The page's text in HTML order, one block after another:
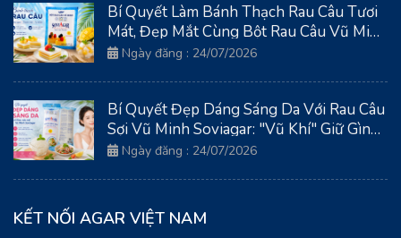
Bí Quyết Làm Bánh Thạch Rau Câu Tươi
Mát, Đẹp Mắt Cùng Bột Rau Câu Vũ Minh
Soviagar
Ngày đăng : 24/07/2026
Bí Quyết Đẹp Dáng Sáng Da Với Rau Câu
Sợi Vũ Minh Soviagar: "Vũ Khí" Giữ Gìn
Thanh Xuân Từ Biển Cả
Ngày đăng : 24/07/2026
KẾT NỐI AGAR VIỆT NAM